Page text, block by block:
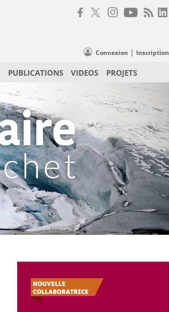
Connexion | Inscription
PUBLICATIONS VIDEOS PROJETS